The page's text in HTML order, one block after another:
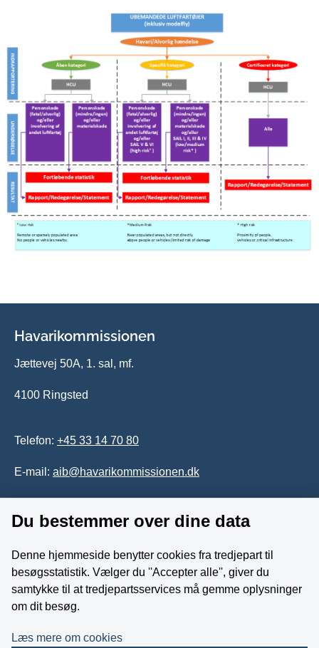
Havarikommissionen
Jættevej 50A, 1. sal, mf.
4100 Ringsted
Telefon: +45 33 14 70 80
E-mail: aib@havarikommissionen.dk
Tilgængelighedserklæring
Whistleblowerordning
Følg os på YouTube
Du bestemmer over dine data
Denne hjemmeside benytter cookies fra tredjepart til
besøgsstatistik. Vælger du ''Accepter alle'', giver du
samtykke til at tredjepartsservices må gemme oplysninger
om dit besøg.
Læs mere om cookies